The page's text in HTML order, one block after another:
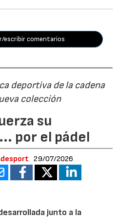
escribir comentarios
deportiva de la cadena
colección
su
por el pádel
29/07/2026
junto a la